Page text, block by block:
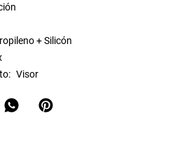
+ Silicón
Visor